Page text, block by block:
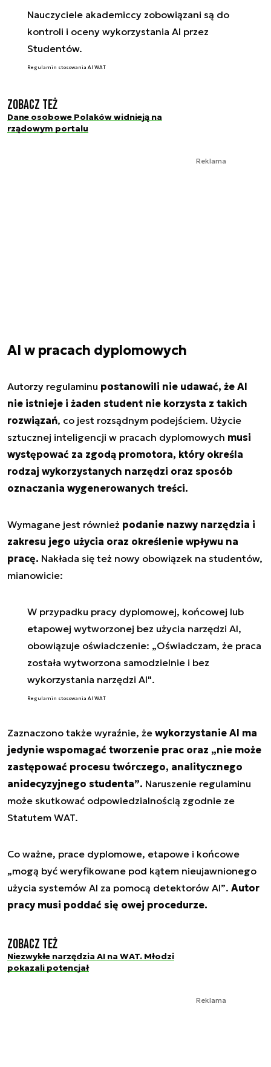
Nauczyciele akademiccy zobowiązani są do
kontroli i oceny wykorzystania AI przez
Studentów.
Regulamin stosowania AI WAT
Zobacz też
Dane osobowe Polaków widnieją na
rządowym portalu
Reklama
AI w pracach dyplomowych
Autorzy regulaminu postanowili nie udawać, że AI
nie istnieje i żaden student nie korzysta z takich
rozwiązań, co jest rozsądnym podejściem. Użycie
sztucznej inteligencji w pracach dyplomowych musi
występować za zgodą promotora, który określa
rodzaj wykorzystanych narzędzi oraz sposób
oznaczania wygenerowanych treści.
Wymagane jest również podanie nazwy narzędzia i
zakresu jego użycia oraz określenie wpływu na
pracę. Nakłada się też nowy obowiązek na studentów,
mianowicie:
W przypadku pracy dyplomowej, końcowej lub
etapowej wytworzonej bez użycia narzędzi AI,
obowiązuje oświadczenie: „Oświadczam, że praca
została wytworzona samodzielnie i bez
wykorzystania narzędzi AI".
Regulamin stosowania AI WAT
Zaznaczono także wyraźnie, że wykorzystanie AI ma
jedynie wspomagać tworzenie prac oraz „nie może
zastępować procesu twórczego, analitycznego
anidecyzyjnego studenta”. Naruszenie regulaminu
może skutkować odpowiedzialnością zgodnie ze
Statutem WAT.
Co ważne, prace dyplomowe, etapowe i końcowe
„mogą być weryfikowane pod kątem nieujawnionego
użycia systemów AI za pomocą detektorów AI”. Autor
pracy musi poddać się owej procedurze.
Zobacz też
Niezwykłe narzędzia AI na WAT. Młodzi
pokazali potencjał
Reklama